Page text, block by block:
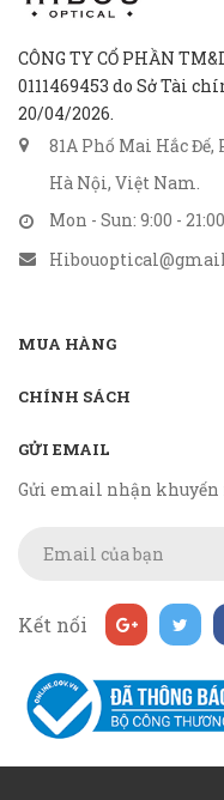
CÔNG TY CỔ PHẦN
0111469453 do Sở Tài
20/04/2026.
81A Phố Mai Hắc
Hà Nội, Việt Nam.
Mon - Sun: 9:00 - 21:00
MUA HÀNG
CHÍNH SÁCH
GỬI EMAIL
Gửi email nhận
Kết nối